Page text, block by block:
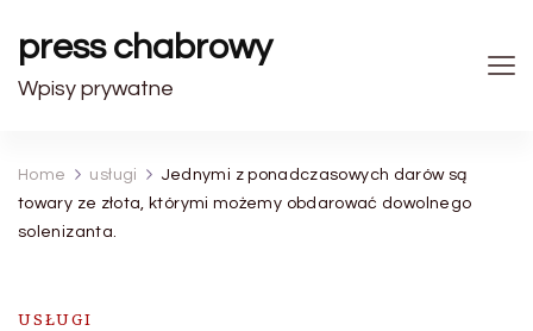
press chabrowy
Wpisy prywatne
Home usługi
Jednymi z ponadczasowych darów są
towary ze złota, którymi możemy obdarować dowolnego
solenizanta.
USŁUGI